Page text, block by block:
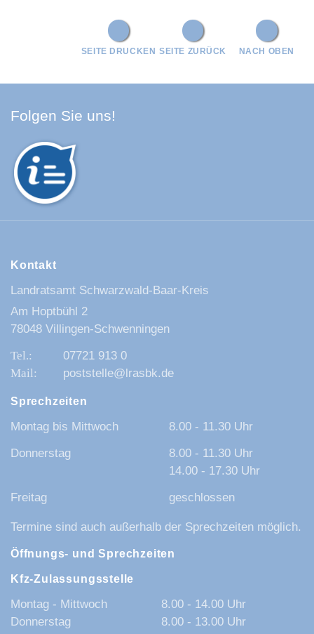
NACH OBEN
SEITE ZURÜCK
SEITE DRUCKEN
Folgen Sie uns!
Kontakt
Landratsamt Schwarzwald-Baar-Kreis
Am Hoptbühl 2
78048 Villingen-Schwenningen
07721 913 0
poststelle@lrasbk.de
Sprechzeiten
Montag bis Mittwoch
8.00 - 11.30 Uhr
Donnerstag
8.00 - 11.30 Uhr
14.00 - 17.30 Uhr
Freitag
geschlossen
Termine sind auch außerhalb der Sprechzeiten möglich.
Öffnungs- und Sprechzeiten
Kfz-Zulassungsstelle
Montag - Mittwoch
8.00 - 14.00 Uhr
Donnerstag
8.00 - 13.00 Uhr